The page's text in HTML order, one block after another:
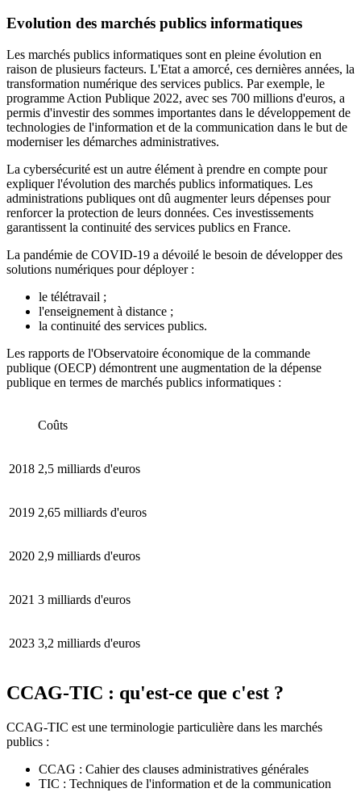
Evolution des marchés publics informatiques
Les marchés publics informatiques sont en pleine évolution en
raison de plusieurs facteurs. L'Etat a amorcé, ces dernières années, la
transformation numérique des services publics. Par exemple, le
programme Action Publique 2022, avec ses 700 millions d'euros, a
permis d'investir des sommes importantes dans le développement de
technologies de l'information et de la communication dans le but de
moderniser les démarches administratives.
La cybersécurité est un autre élément à prendre en compte pour
expliquer l'évolution des marchés publics informatiques. Les
administrations publiques ont dû augmenter leurs dépenses pour
renforcer la protection de leurs données. Ces investissements
garantissent la continuité des services publics en France.
La pandémie de COVID-19 a dévoilé le besoin de développer des
solutions numériques pour déployer :
le télétravail ;
l'enseignement à distance ;
la continuité des services publics.
Les rapports de l'Observatoire économique de la commande
publique (OECP) démontrent une augmentation de la dépense
publique en termes de marchés publics informatiques :
Coûts
2018 2,5 milliards d'euros
2019 2,65 milliards d'euros
2020 2,9 milliards d'euros
2021 3 milliards d'euros
2023 3,2 milliards d'euros
CCAG-TIC : qu'est-ce que c'est ?
CCAG-TIC est une terminologie particulière dans les marchés
publics :
CCAG : Cahier des clauses administratives générales
TIC : Techniques de l'information et de la communication